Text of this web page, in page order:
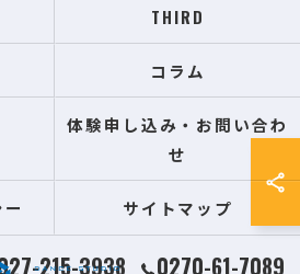
215-3938 0270-61-7089
THIRD
コラム
体験申し込み・お問い合わ
せ
サイトマップ